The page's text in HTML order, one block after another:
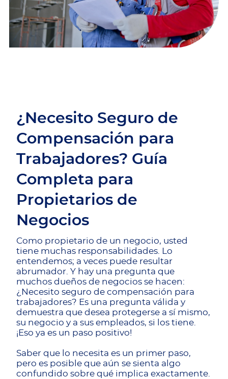
¿Necesito Seguro de
Compensación para
Trabajadores? Guía
Completa para
Propietarios de
Negocios
Como propietario de un negocio, usted
tiene muchas responsabilidades. Lo
entendemos; a veces puede resultar
abrumador. Y hay una pregunta que
muchos dueños de negocios se hacen:
¿Necesito seguro de compensación para
trabajadores? Es una pregunta válida y
demuestra que desea protegerse a sí mismo,
su negocio y a sus empleados, si los tiene.
¡Eso ya es un paso positivo!
Saber que lo necesita es un primer paso,
pero es posible que aún se sienta algo
confundido sobre qué implica exactamente.